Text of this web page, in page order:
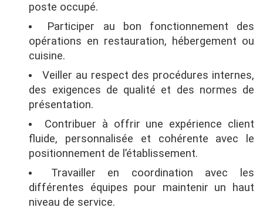
poste occupé.
Participer au bon fonctionnement des
opérations en restauration, hébergement ou
cuisine.
Veiller au respect des procédures internes,
des exigences de qualité et des normes de
présentation.
Contribuer à offrir une expérience client
fluide, personnalisée et cohérente avec le
positionnement de l’établissement.
Travailler en coordination avec les
différentes équipes pour maintenir un haut
niveau de service.